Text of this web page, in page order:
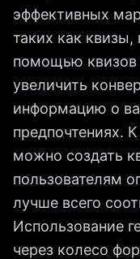
эффективных
таких как
помощью квизов
увеличить
информацию о
предпочтениях.
можно создать
пользователям
лучше всего
Использование
через колесо